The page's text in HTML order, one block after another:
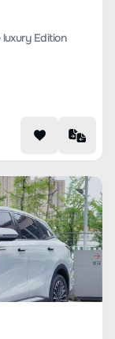
Edition